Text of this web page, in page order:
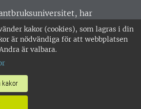
kakor (cookies), som lagras i din
är nödvändiga för att webbplatsen
är valbara.
kakor
har
hela Sverige. Huvudorter är
och Umeå.SLU är
ISO 14001. •
nr: 202100-2817 •
•Behandling av